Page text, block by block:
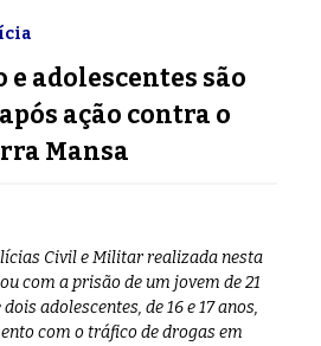
e adolescentes são
ação contra o
Mansa
Civil e Militar realizada nesta
com a prisão de um jovem de 21
adolescentes, de 16 e 17 anos,
com o tráfico de drogas em